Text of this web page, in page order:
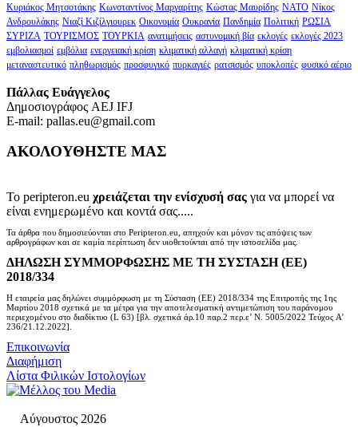
Κυριάκος Μητσοτάκης Κωνσταντίνος Μαργαρίτης Κώστας Μαυρίδης ΝΑΤΟ Νίκος
Ανδρουλάκης Νιαζί Κιζίλγιουρεκ Οικονομία Ουκρανία Πανδημία Πολιτική ΡΩΣΙΑ
ΣΥΡΙΖΑ ΤΟΥΡΙΣΜΟΣ ΤΟΥΡΚΙΑ ανατιμήσεις αστυνομική βία εκλογές εκλογές 2023
εμβολιασμοί εμβόλια ενεργειακή κρίση κλιματική αλλαγή κλιματική κρίση
μεταναστευτικό πληθωρισμός προσφυγικό πυρκαγιές ρατσισμός υποκλοπές φυσικό αέριο
Πάλλας Ευάγγελος
Δημοσιογράφος AEJ ΙFJ
E-mail: pallas.eu@gmail.com
ΑΚΟΛΟΥΘΗΣΤΕ ΜΑΣ
Το peripteron.eu χρειάζεται την ενίσχυσή σας για να μπορεί να
είναι ενημερωμένο και κοντά σας.....
Τα άρθρα που δημοσιεύονται στο Peripteron.eu, απηχούν και μόνον τις απόψεις των
αρθρογράφων και σε καμία περίπτωση δεν υιοθετούνται από την ιστοσελίδα μας.
ΔΗΛΩΣΗ ΣΥΜΜΟΡΦΩΣΗΣ ΜΕ ΤΗ ΣΥΣΤΑΣΗ (ΕΕ)
2018/334
Η εταιρεία μας δηλώνει συμμόρφωση με τη Σύσταση (ΕΕ) 2018/334 της Επιτροπής της 1ης
Μαρτίου 2018 σχετικά με τα μέτρα για την αποτελεσματική αντιμετώπιση του παράνομου
περιεχομένου στο διαδίκτυο (L 63) [βλ. σχετικά άρ.10 παρ.2 περ.ε’ Ν. 5005/2022 Τεύχος A’
236/21.12.2022].
Επικοινωνία
Διαφήμιση
Λίστα Φιλικών Ιστολογίων
Αύγουστος 2026